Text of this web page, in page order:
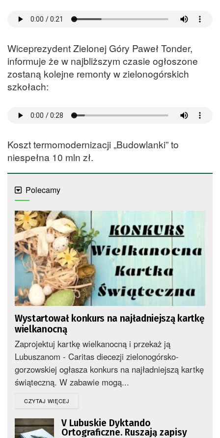
Wiceprezydent Zielonej Góry Paweł Tonder,
informuje że w najbliższym czasie ogłoszone
zostaną kolejne remonty w zielonogórskich
szkołach:
Koszt termomodernizacji „Budowlanki” to
niespełna 10 mln zł.
Polecamy
Wystartował konkurs na najładniejszą kartkę
wielkanocną
Zaprojektuj kartkę wielkanocną i przekaż ją
Lubuszanom - Caritas diecezji zielonogórsko-
gorzowskiej ogłasza konkurs na najładniejszą kartkę
świąteczną. W zabawie mogą...
CZYTAJ WIĘCEJ
V Lubuskie Dyktando
Ortograficzne. Ruszają zapisy